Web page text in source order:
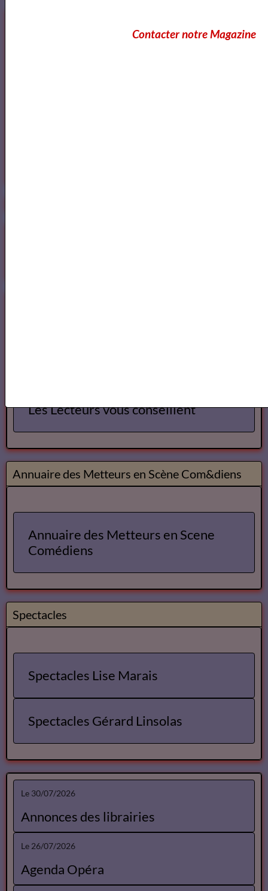
Les Lecteurs vous conseillent
Annuaire des Metteurs en Scène Com&diens
Annuaire des Metteurs en Scene
Comédiens
Spectacles
Spectacles Lise Marais
Spectacles Gérard Linsolas
Le 30/07/2026
Annonces des librairies
Le 26/07/2026
Agenda Opéra
Contacter notre Magazine